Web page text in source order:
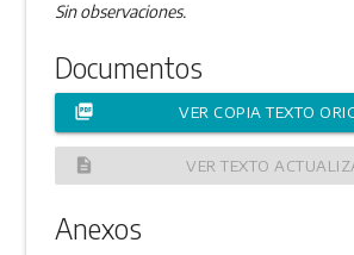
Sin observaciones.
Documentos
picture_as_pdf VER COPIA TEXTO
description VER TEXTO
Anexos